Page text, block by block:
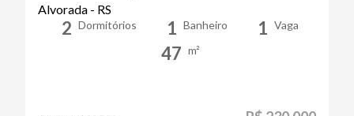
Alvorada - RS
2 Dormitórios 1 Banheiro 1 Vaga
47 m²